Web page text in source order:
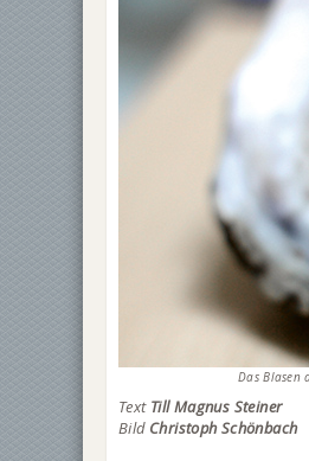
Das Blasen
Text Till Magnus Steiner
Bild Christoph Schönbach